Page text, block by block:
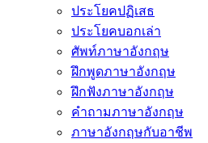
ประโยคปฏิเสธ
ประโยคบอกเล่า
ศัพท์ภาษาอังกฤษ
ฝึกพูดภาษาอังกฤษ
ฝึกฟังภาษาอังกฤษ
คำถามภาษาอังกฤษ
ภาษาอังกฤษกับอาชีพ